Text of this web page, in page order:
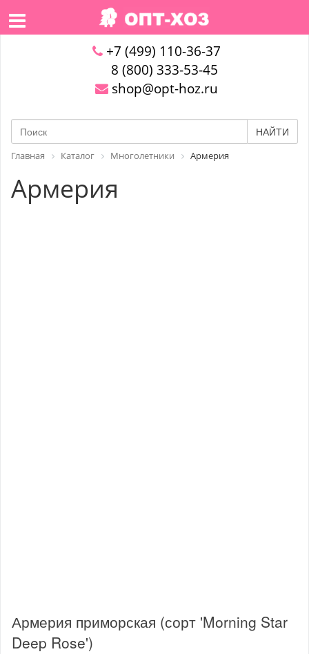
+7 (499) 110-36-37
8 (800) 333-53-45
shop@opt-hoz.ru
НАЙТИ
Главная Каталог Многолетники Армерия
Армерия
Армерия приморская (сорт 'Morning Star
Deep Rose')